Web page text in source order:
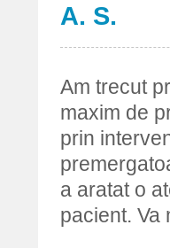
A. S.
Am trecut
maxim de
prin
a aratat o
pacient. Va